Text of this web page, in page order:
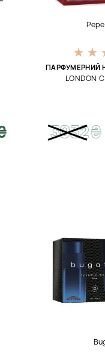
ПАРФУМЕРНИЙ
LONDON
3032₴